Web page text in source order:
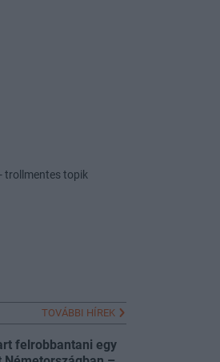
trollmentes topik
TOVÁBBI HÍREK
felrobbantani egy